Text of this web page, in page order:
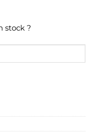
stock ?